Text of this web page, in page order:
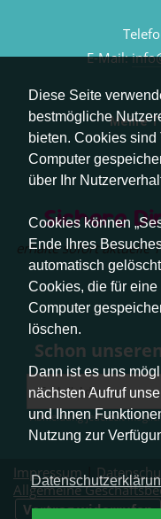
Diese Seite
bestmögliche
bieten. Cookies sind
Computer
über Ihr
Cookies können
Ende Ihres
automatisch
Cookies, die für
Computer
löschen.
Dann ist es uns
nächsten Aufruf
und Ihnen
Nutzung zur
E-Mail:
Meine
Sichere
erhalte sofort aktuelle
Schon
Abmeldung jederzeit
Impressum|
Allgemeine
Vertrag widerrufen